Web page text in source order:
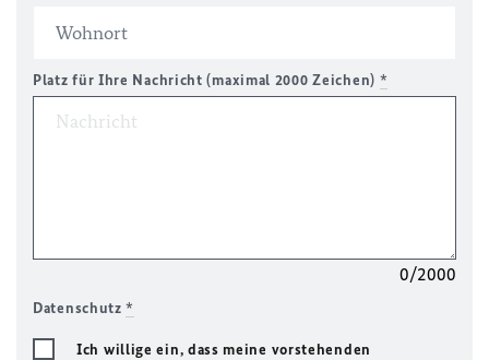
Platz für Ihre Nachricht (maximal 2000 Zeichen) *
0/2000
Datenschutz*
Ich willige ein, dass meine vorstehenden